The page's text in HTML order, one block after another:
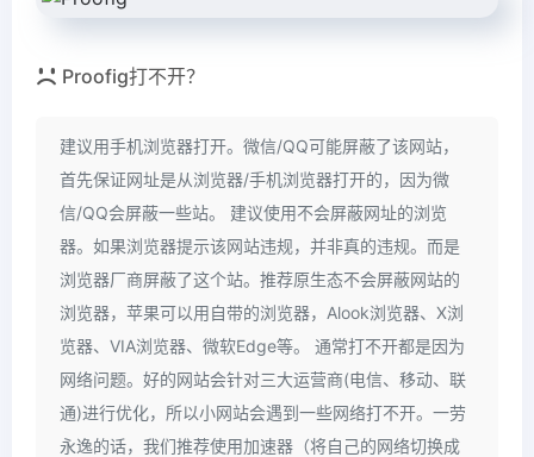
Proofig打不开？
建议用手机浏览器打开。微信/QQ可能屏蔽了该网站，
首先保证网址是从浏览器/手机浏览器打开的，因为微
信/QQ会屏蔽一些站。 建议使用不会屏蔽网址的浏览
器。如果浏览器提示该网站违规，并非真的违规。而是
浏览器厂商屏蔽了这个站。推荐原生态不会屏蔽网站的
浏览器，苹果可以用自带的浏览器，Alook浏览器、X浏
览器、VIA浏览器、微软Edge等。 通常打不开都是因为
网络问题。好的网站会针对三大运营商(电信、移动、联
通)进行优化，所以小网站会遇到一些网络打不开。一劳
永逸的话，我们推荐使用加速器（将自己的网络切换成